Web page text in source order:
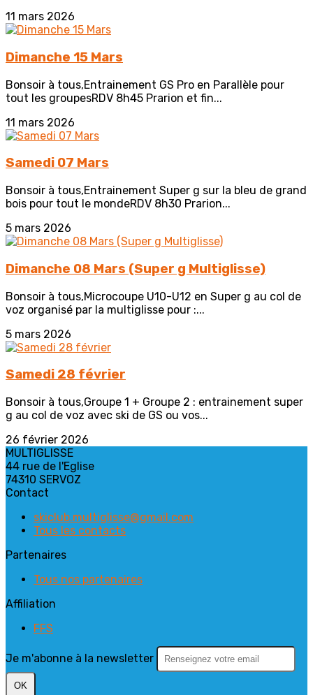
11 mars 2026
Dimanche 15 Mars
Bonsoir à tous,Entrainement GS Pro en Parallèle pour
tout les groupesRDV 8h45 Prarion et fin...
11 mars 2026
Samedi 07 Mars
Bonsoir à tous,Entrainement Super g sur la bleu de grand
bois pour tout le mondeRDV 8h30 Prarion...
5 mars 2026
Dimanche 08 Mars (Super g Multiglisse)
Bonsoir à tous,Microcoupe U10-U12 en Super g au col de
voz organisé par la multiglisse pour :...
5 mars 2026
Samedi 28 février
Bonsoir à tous,Groupe 1 + Groupe 2 : entrainement super
g au col de voz avec ski de GS ou vos...
26 février 2026
MULTIGLISSE
44 rue de l'Eglise
74310 SERVOZ
Contact
skiclub.multiglisse@gmail.com
Tous les contacts
Partenaires
Tous nos partenaires
Affiliation
FFS
Je m'abonne à la newsletter
OK